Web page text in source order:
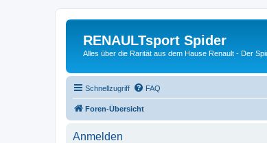
RENAULTsport Spider
Alles über die Rarität aus dem Hause Renault - Der
Schnellzugriff FAQ
Foren-Übersicht
Anmelden